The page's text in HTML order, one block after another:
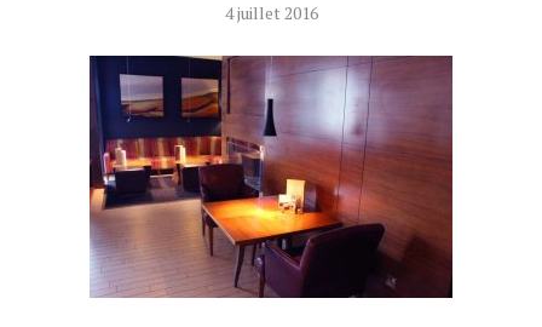
4 juillet 2016